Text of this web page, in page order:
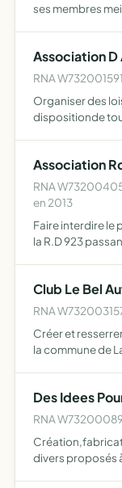
ses membres
Association D
RNA
Organiser des
dispositionde
Association
RNA
en 2013
Faire interdire le
la R.D 923
Club Le Bel
RNA
Créer et
la commune de
Des Idees
RNA
divers proposés